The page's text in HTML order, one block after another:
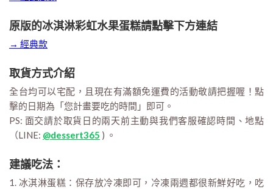
原版的冰淇淋彩虹水果蛋糕請點擊下方連結
→ 經典款
取貨方式介紹
全台均可以宅配，且現在有滿額免運費的活動敬請把握喔！點
擊的日期為「您計畫要吃的時間」即可。
PS: 面交請於取貨日的兩天前主動與我們客服確認時間、地點
（LINE: @dessert365 ) 。
建議吃法：
1. 冰淇淋蛋糕：保存放冷凍即可，冷凍兩週都很新鮮好吃，吃